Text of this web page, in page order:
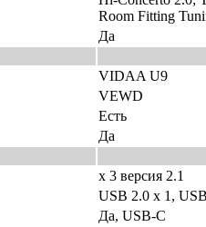
Room Fitting
Да
VIDAA U9
VEWD
Есть
Да
х 3 версия 2.1
USB 2.0 х 1,
Да, USB-C